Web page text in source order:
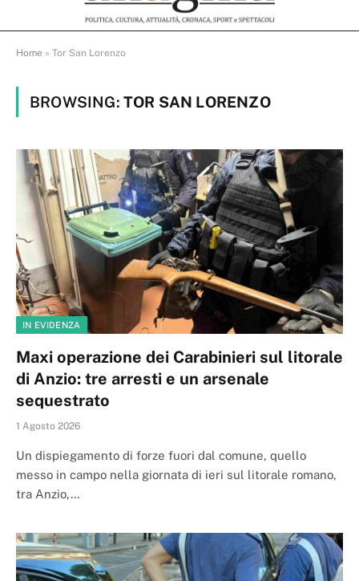
Home » Tor San Lorenzo
BROWSING: TOR SAN LORENZO
IN EVIDENZA
Maxi operazione dei Carabinieri sul litorale
di Anzio: tre arresti e un arsenale
sequestrato
1 Agosto 2026
Un dispiegamento di forze fuori dal comune, quello
messo in campo nella giornata di ieri sul litorale romano,
tra Anzio,…